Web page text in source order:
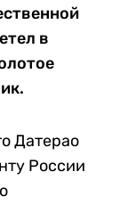
в
Датерао
России